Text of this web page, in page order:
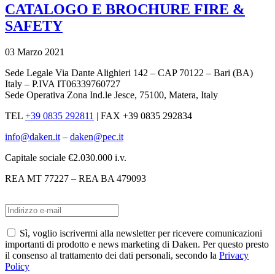
CATALOGO E BROCHURE FIRE &
SAFETY
03 Marzo 2021
Sede Legale Via Dante Alighieri 142 – CAP 70122 – Bari (BA)
Italy – P.IVA IT06339760727
Sede Operativa Zona Ind.le Jesce, 75100, Matera, Italy
TEL +39 0835 292811 | FAX +39 0835 292834
info@daken.it – daken@pec.it
Capitale sociale €2.030.000 i.v.
REA MT 77227 – REA BA 479093
Sì, voglio iscrivermi alla newsletter per ricevere comunicazioni
importanti di prodotto e news marketing di Daken. Per questo presto
il consenso al trattamento dei dati personali, secondo la Privacy
Policy